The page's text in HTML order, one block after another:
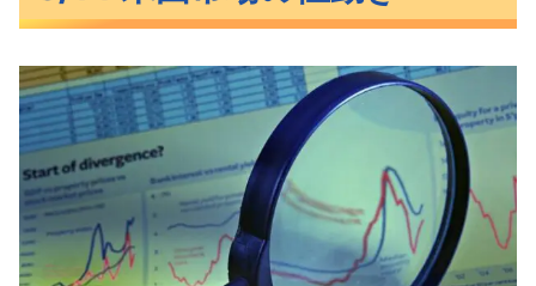
S&P500ヒートマップ
セクター別パフォーマンス
わずかに上昇したS&P500
米国市場のトピックス